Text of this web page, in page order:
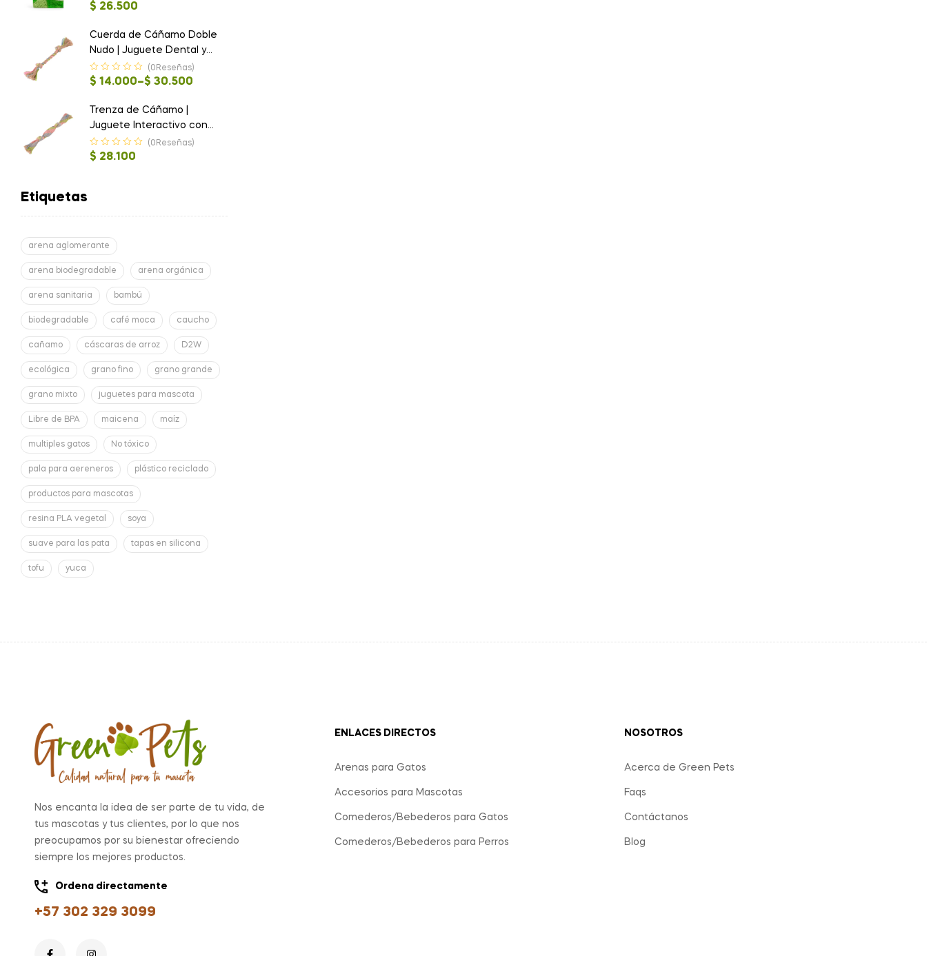
$ 26.500
Cuerda de Cáñamo Doble
Nudo | Juguete Dental y
Ecológico para Perros
(0Reseñas)
$ 14.000–$ 30.500
Trenza de Cáñamo |
Juguete Interactivo con
Sonido y Beneficio Dental
(0Reseñas)
$ 28.100
Etiquetas
arena aglomerante
arena biodegradable arena orgánica
arena sanitaria bambú
biodegradable café moca caucho
cañamo cáscaras de arroz D2W
ecológica grano fino grano grande
grano mixto juguetes para mascota
Libre de BPA maicena maíz
multiples gatos No tóxico
pala para aereneros plástico reciclado
productos para mascotas
resina PLA vegetal soya
suave para las pata tapas en silicona
tofu yuca
Nos encanta la idea de ser parte de tu vida, de
tus mascotas y tus clientes, por lo que nos
preocupamos por su bienestar ofreciendo
siempre los mejores productos.
Ordena directamente
+57 302 329 3099
ENLACES DIRECTOS
Arenas para Gatos
Accesorios para Mascotas
Comederos/Bebederos para Gatos
Comederos/Bebederos para Perros
NOSOTROS
Acerca de Green Pets
Faqs
Contáctanos
Blog